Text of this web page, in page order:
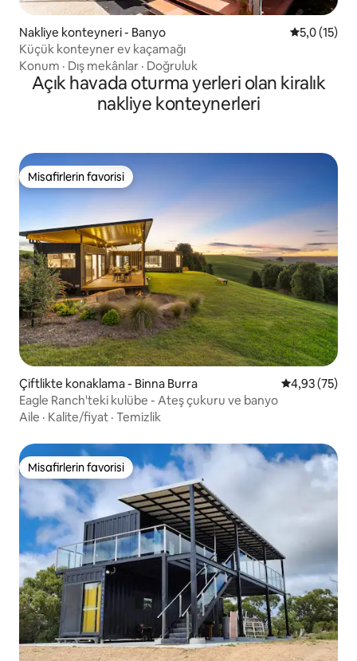
Nakliye konteyneri - Banyo 55,0 (15)
Küçük konteyner ev kaçamağı
Konum · Dış mekânlar · Doğruluk
Açık havada oturma yerleri olan kiralık
nakliye konteynerleri
Misafirlerin favorisi
Misafirlerin favorisi
Çiftlikte konaklama - Binna Burra 5 üzerinden
4,93 (75)
Eagle Ranch'teki kulübe - Ateş çukuru ve banyo
Aile · Kalite/fiyat · Temizlik
Misafirlerin favorisi
Misafirlerin favorisi